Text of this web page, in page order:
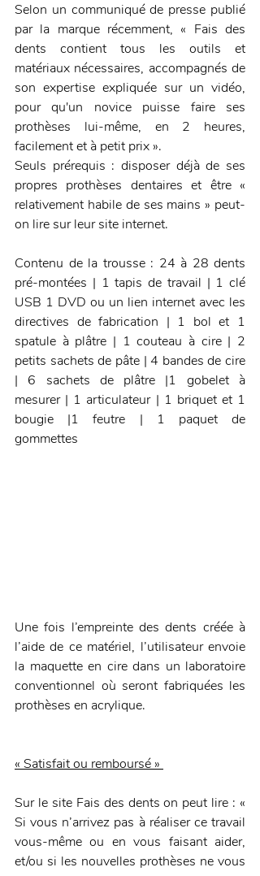
Selon un communiqué de presse publié
par la marque récemment, « Fais des
dents contient tous les outils et
matériaux nécessaires, accompagnés de
son expertise expliquée sur un vidéo,
pour qu'un novice puisse faire ses
prothèses lui-même, en 2 heures,
facilement et à petit prix ».
Seuls prérequis : disposer déjà de ses
propres prothèses dentaires et être «
relativement habile de ses mains » peut-
on lire sur leur site internet.
Contenu de la trousse : 24 à 28 dents
pré-montées | 1 tapis de travail | 1 clé
USB 1 DVD ou un lien internet avec les
directives de fabrication | 1 bol et 1
spatule à plâtre | 1 couteau à cire | 2
petits sachets de pâte | 4 bandes de cire
| 6 sachets de plâtre |1 gobelet à
mesurer | 1 articulateur | 1 briquet et 1
bougie |1 feutre | 1 paquet de
gommettes
Une fois l’empreinte des dents créée à
l’aide de ce matériel, l’utilisateur envoie
la maquette en cire dans un laboratoire
conventionnel où seront fabriquées les
prothèses en acrylique.
« Satisfait ou remboursé »
Sur le site Fais des dents on peut lire : «
Si vous n’arrivez pas à réaliser ce travail
vous-même ou en vous faisant aider,
et/ou si les nouvelles prothèses ne vous